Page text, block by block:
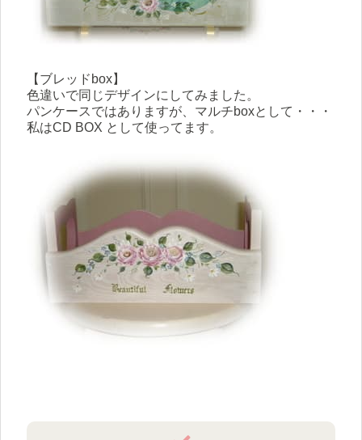
【ブレッドbox】
色違いで同じデザインにしてみました。
パンケースではありますが、マルチboxとして・・・
私はCD BOX として使ってます。